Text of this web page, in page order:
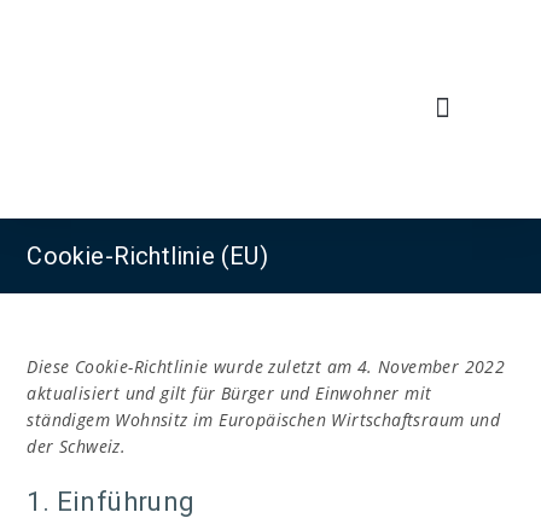
Cookie-Richtlinie (EU)
Diese Cookie-Richtlinie wurde zuletzt am 4. November 2022
aktualisiert und gilt für Bürger und Einwohner mit
ständigem Wohnsitz im Europäischen Wirtschaftsraum und
der Schweiz.
1. Einführung